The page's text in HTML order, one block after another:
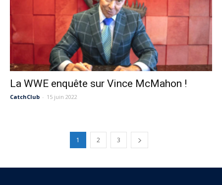
La WWE enquête sur Vince McMahon !
CatchClub - 15 juin 2022
1 2 3